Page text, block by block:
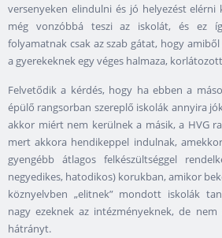
versenyeken elindulni és jó helyezést elérni
még vonzóbbá teszi az iskolát, és ez
folyamatnak csak az szab gátat, hogy
a gyerekeknek egy véges halmaza,
Felvetődik a kérdés, hogy ha ebben a
épülő rangsorban szereplő iskolák annyira
akkor miért nem kerülnek a másik, a HVG
mert akkora hendikeppel indulnak,
gyengébb átlagos felkészültséggel
negyedikes, hatodikos) korukban, amikor
köznyelvben „elitnek” mondott iskolák
nagy ezeknek az intézményeknek, de
hátrányt.